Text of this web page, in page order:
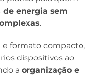
energia sem
.
e formato compacto,
dispositivos ao
a organização e